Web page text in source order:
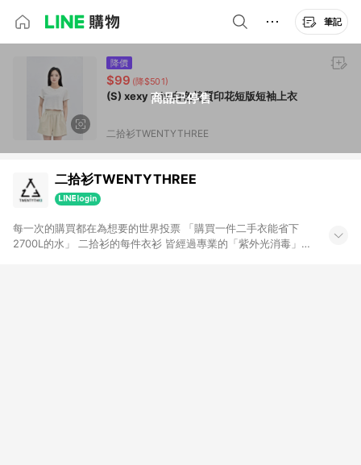
筆記
商品已停售
降價
$99 (降$501)
(S) xexy mix 白色棉質印花短版短袖上衣
二拾衫TWENTYTHREE
二拾衫TWENTYTHREE
每一次的購買都在為想要的世界投票 「購買一件二手衣能省下
2700L的水」 二拾衫的每件衣衫 皆經過專業的「紫外光消毒」、